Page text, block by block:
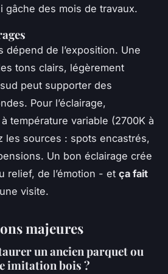
gâche des mois de travaux.
dépend de l’exposition. Une
tons clairs, légèrement
peut supporter des
Pour l’éclairage,
température variable (2700K à
les sources : spots encastrés,
Un bon éclairage crée
relief, de l’émotion - et ça fait
visite.
majeures
un ancien parquet ou
imitation bois ?